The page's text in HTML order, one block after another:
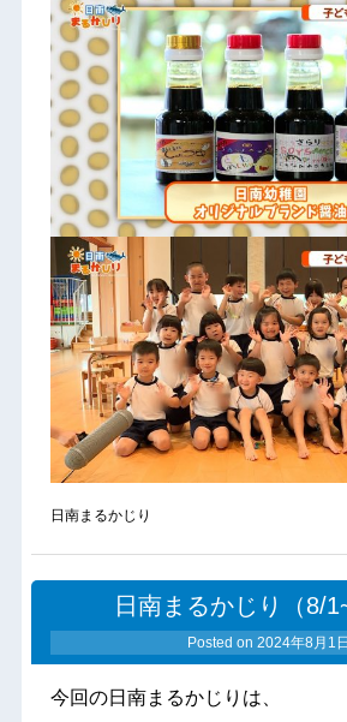
日南まるかじり
日南まるかじり（8/
Posted on 2024年8月1日
今回の日南まるかじりは、